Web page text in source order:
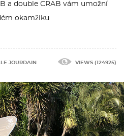
a double CRAB vám umožní
okamžiku
JOURDAIN VIEWS (124925)